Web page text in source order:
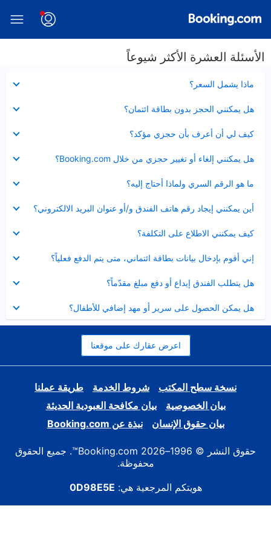
الأسئلة العشرة الأكثر شيوعاً
ماذا يشمل السعر؟
مصغر
هل يمكنني الحجز بدون بطاقة ائتمان؟
مصغر
كيف لي أن أعرف بأن حجزي مؤكد؟
مصغر
هل يمكنني إلغاء أو تغيير حجزي من خلال Booking.com؟
مصغر
ما هو الرقم السري ولماذا أحتاج إليه؟
مصغر
أين يمكنني إيجاد رقم هاتف الفندق و/أو عنوان البريد الالكتروني؟
عرض
مصغر
كيف يمكنني الاطلاع على التكلفة؟
مصغر
إني أقوم بإدخال بيانات بطاقة ائتماني، متى يتم الدفع فعلياً؟
مصغر
هل يتطلب الفندق إيداع أو دفع مبلغ مقدّماً؟
مصغر
هل يمكن الحصول على سرير أو مهد إضافي للأطفال؟
مصغر
اعرض عقارك على موقعنا
نسخة سطح المكتب شروط الخدمة
طريقة عملنا
بيان الخصوصية
بيان مكافحة العبودية الحديثة
بيان حقوق الإنسان
نبذة عن Booking.com
حقوق النشر © 1996–2026 Booking.com™. جميع الحقوق
محفوظة.
هويتكم المرجعية هي: 0D98E5E